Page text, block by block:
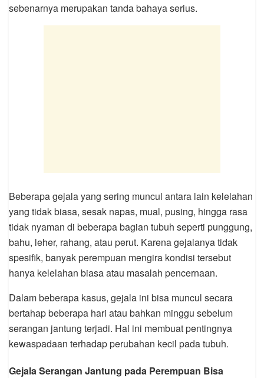
sebenarnya merupakan tanda bahaya serius.
Beberapa gejala yang sering muncul antara lain kelelahan
yang tidak biasa, sesak napas, mual, pusing, hingga rasa
tidak nyaman di beberapa bagian tubuh seperti punggung,
bahu, leher, rahang, atau perut. Karena gejalanya tidak
spesifik, banyak perempuan mengira kondisi tersebut
hanya kelelahan biasa atau masalah pencernaan.
Dalam beberapa kasus, gejala ini bisa muncul secara
bertahap beberapa hari atau bahkan minggu sebelum
serangan jantung terjadi. Hal ini membuat pentingnya
kewaspadaan terhadap perubahan kecil pada tubuh.
Gejala Serangan Jantung pada Perempuan Bisa